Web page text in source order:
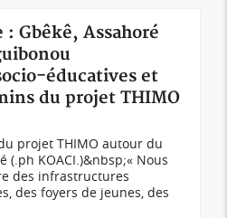
Gbêkê, Assahoré
éducatives et
du projet THIMO
projet THIMO autour du
(.ph KOACI.)&nbsp;« Nous
des infrastructures
des foyers de jeunes, des